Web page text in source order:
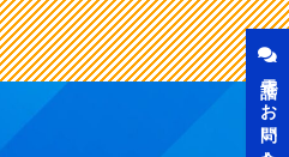
電話でお問い合わせ